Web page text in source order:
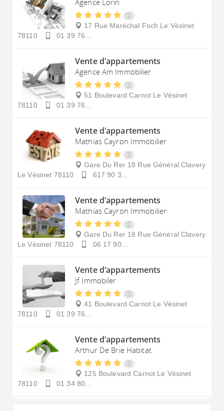
Agence Lorin
17 Rue Maréchal Foch Le Vésinet
78110
01 39 76...
Vente d'appartements
Agence Am Immobilier
51 Boulevard Carnot Le Vésinet
78110
01 39 76...
Vente d'appartements
Mathias Cayron Immobilier
Gare Du Rer 18 Rue Général Clavery
Le Vésinet 78110 617 90 3...
Vente d'appartements
Mathias Cayron Immobilier
Gare Du Rer 18 Rue Général Clavery
Le Vésinet 78110 06 17 90...
Vente d'appartements
Jf Immobiler
41 Boulevard Carnot Le Vésinet
78110
01 39 76...
Vente d'appartements
Arthur De Brie Habitat
125 Boulevard Carnot Le Vésinet
78110
01 34 80...